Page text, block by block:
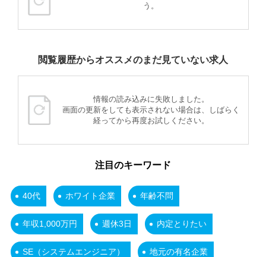
う。
閲覧履歴からオススメのまだ見ていない求人
情報の読み込みに失敗しました。
画面の更新をしても表示されない場合は、しばらく
経ってから再度お試しください。
注目のキーワード
40代 ホワイト企業 年齢不問
年収1,000万円 週休3日 内定とりたい
SE（システムエンジニア） 地元の有名企業